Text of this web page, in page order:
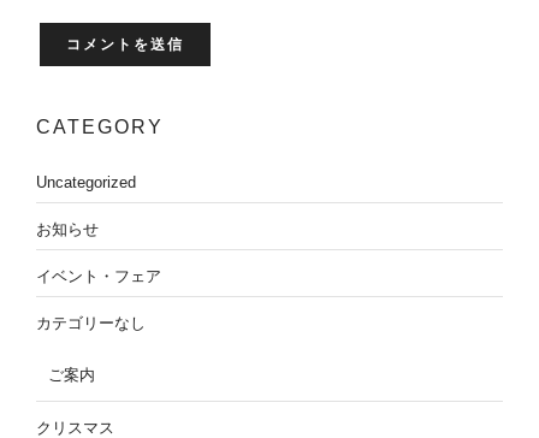
CATEGORY
Uncategorized
お知らせ
イベント・フェア
カテゴリーなし
ご案内
クリスマス